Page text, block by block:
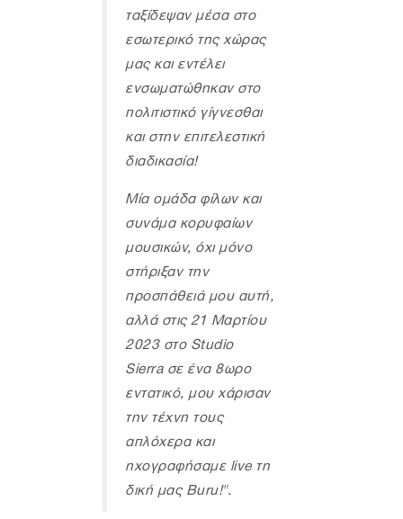
ταξίδεψαν μέσα στο
εσωτερικό της χώρας
μας και εντέλει
ενσωματώθηκαν στο
πολιτιστικό γίγνεσθαι
και στην επιτελεστική
διαδικασία!
Μία ομάδα φίλων και
συνάμα κορυφαίων
μουσικών, όχι μόνο
στήριξαν την
προσπάθειά μου αυτή,
αλλά στις 21 Μαρτίου
2023 στο Studio
Sierra σε ένα 8ωρο
εντατικό, μου χάρισαν
την τέχνη τους
απλόχερα και
ηχογραφήσαμε live τη
δική μας Buru!".